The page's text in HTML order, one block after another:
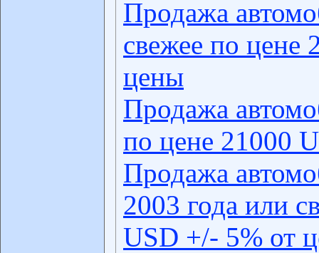
Продажа
свежее по цене
цены
Продажа
по цене 21000
Продажа
2003 года или
USD +/- 5% от